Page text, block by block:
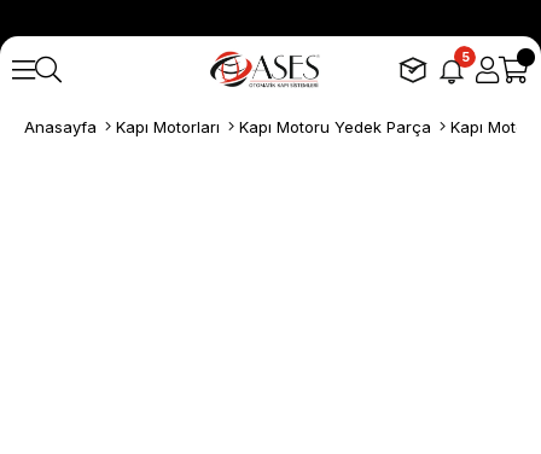
5
Anasayfa Kapı Motorları Kapı Motoru Yedek Parça Kapı